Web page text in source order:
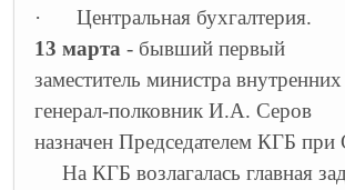
·
Центральная бухгалтерия.
13 марта - бывший первый
заместитель министра
генерал-полковник И.А. Серов
назначен Председателем КГБ
На КГБ возлагалась главная